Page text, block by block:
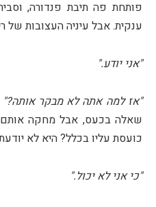
פותחת פה תיבת פנדורה,
ענקית. אבל עיניה העצובות
"אני יודע."
"אז למה אתה לא מבקר אותה?"
שאלה בכעס, אבל מחקה אותם
כועסת עליו בכלל? היא לא
"כי אני לא יכול."